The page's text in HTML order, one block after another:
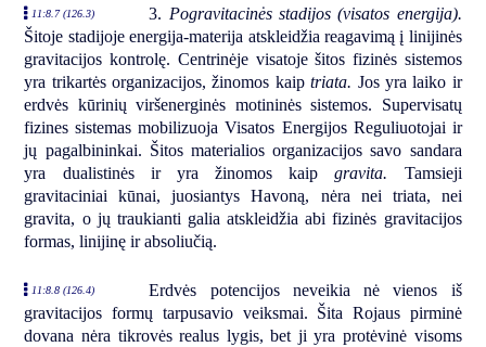
11:8.7 (126.3) 3. Pogravitacinės stadijos (visatos energija).
Šitoje stadijoje energija-materija atskleidžia reagavimą į linijinės
gravitacijos kontrolę. Centrinėje visatoje šitos fizinės sistemos
yra trikartės organizacijos, žinomos kaiptriata. Jos yra laiko ir
erdvės kūrinių viršenerginės motininės sistemos. Supervisatų
fizines sistemas mobilizuoja Visatos Energijos Reguliuotojai ir
jų pagalbininkai. Šitos materialios organizacijos savo sandara
yra dualistinės ir yra žinomos kaipgravita. Tamsieji
gravitaciniai kūnai, juosiantys Havoną, nėra nei triata, nei
gravita, o jų traukianti galia atskleidžia abi fizinės gravitacijos
formas, linijinę ir absoliučią.
11:8.8 (126.4)
Erdvės potencijos neveikia nė vienos iš
gravitacijos formų tarpusavio veiksmai. Šita Rojaus pirminė
dovana nėra tikrovės realus lygis, bet ji yra protėvinė visoms